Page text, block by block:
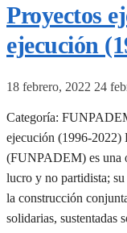
Proyectos
ejecución
18 febrero, 2022 24
Categoría:
ejecución (1996-2022)
(FUNPADEM) es una
lucro y no partidista;
la construcción
solidarias,